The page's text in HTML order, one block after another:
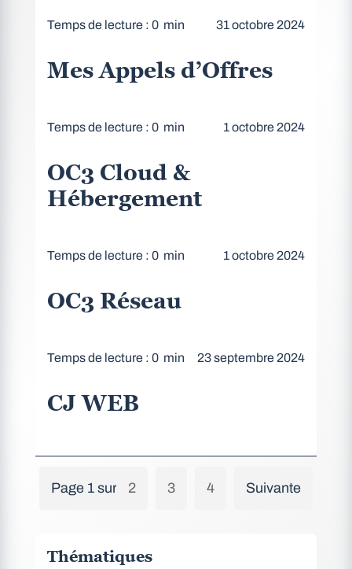
Temps de lecture : 0 min 31 octobre 2024
Mes Appels d’Offres
Temps de lecture : 0 min 1 octobre 2024
OC3 Cloud &
Hébergement
Temps de lecture : 0 min 1 octobre 2024
OC3 Réseau
Temps de lecture : 0 min 23 septembre 2024
CJ WEB
Page 1 sur 4
1 2 3 4 Suivante
Thématiques